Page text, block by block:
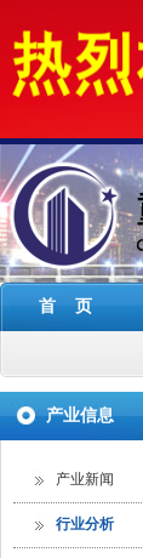
首 页
产业信息
产业新闻
行业分析